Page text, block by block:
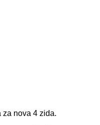
nova 4 zida.